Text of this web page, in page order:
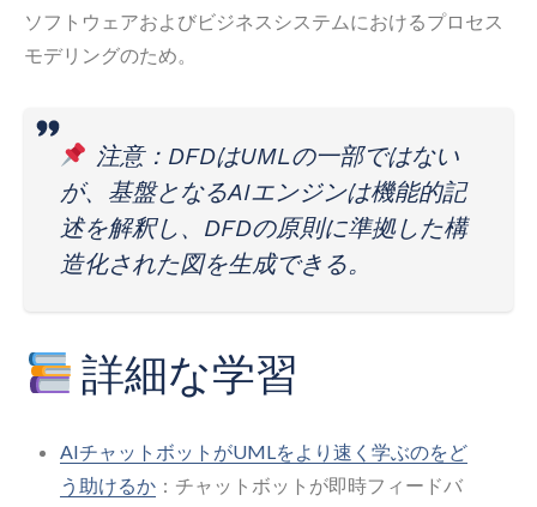
ソフトウェアおよびビジネスシステムにおけるプロセス
モデリングのため。
注意：DFDはUMLの一部ではない
が、基盤となるAIエンジンは機能的記
述を解釈し、DFDの原則に準拠した構
造化された図を生成できる。
詳細な学習
AIチャットボットがUMLをより速く学ぶのをど
う助けるか ：チャットボットが即時フィードバ